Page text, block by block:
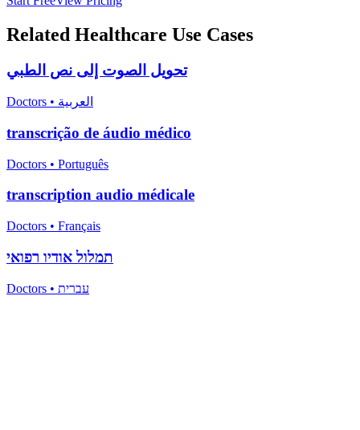
Related Healthcare Use Cases
تحويل الصوت إلى نص الطبي
Doctors • العربية
transcrição de áudio médico
Doctors • Português
transcription audio médicale
Doctors • Français
תמלול אודיו רפואי
Doctors • עברית